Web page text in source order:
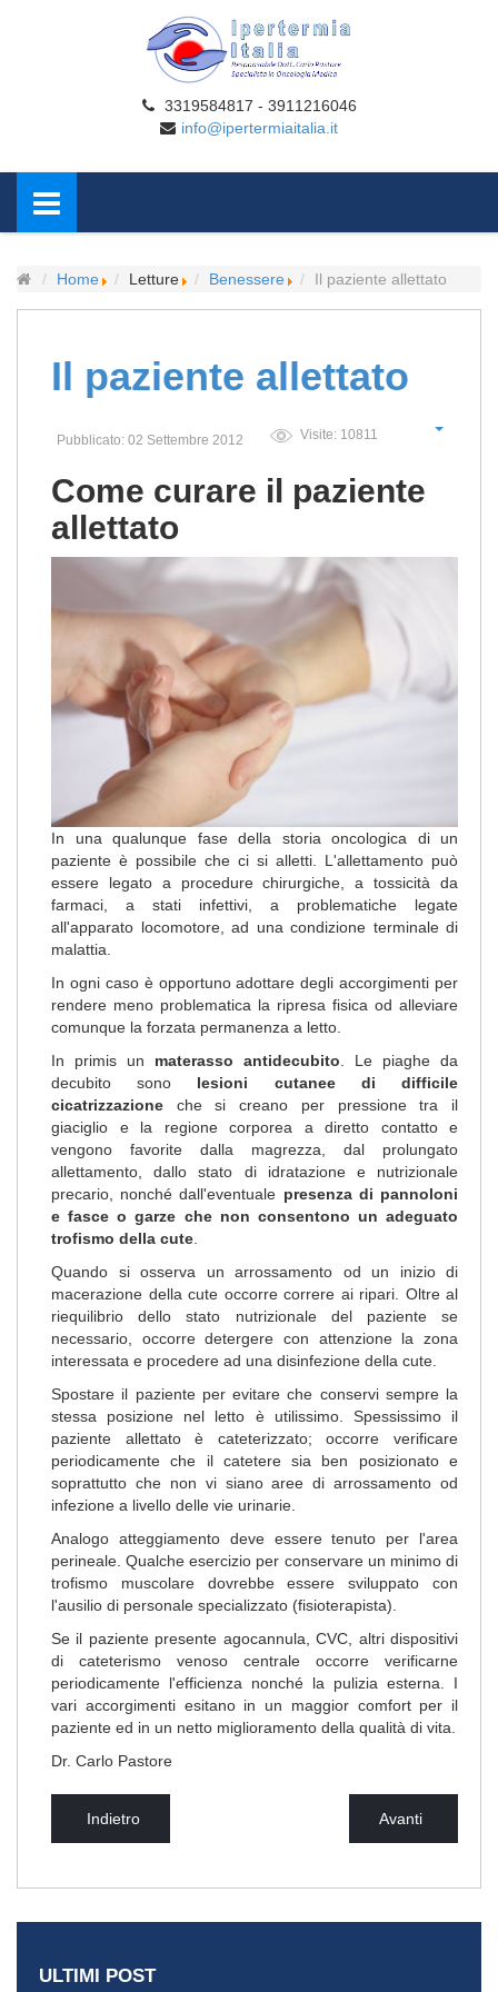
3319584817 - 3911216046
info@ipertermiaitalia.it
Home Letture Benessere Il paziente allettato
Il paziente allettato
Pubblicato: 02 Settembre 2012 Visite: 10811
Come curare il paziente
allettato
In una qualunque fase della storia oncologica di un
paziente è possibile che ci si alletti. L'allettamento può
essere legato a procedure chirurgiche, a tossicità da
farmaci, a stati infettivi, a problematiche legate
all'apparato locomotore, ad una condizione terminale di
malattia.
In ogni caso è opportuno adottare degli accorgimenti per
rendere meno problematica la ripresa fisica od alleviare
comunque la forzata permanenza a letto.
In primis un materasso antidecubito . Le piaghe da
decubito sono lesioni cutanee di difficile
cicatrizzazione che si creano per pressione tra il
giaciglio e la regione corporea a diretto contatto e
vengono favorite dalla magrezza, dal prolungato
allettamento, dallo stato di idratazione e nutrizionale
precario, nonché dall'eventuale presenza di pannoloni
e fasce o garze che non consentono un adeguato
trofismo della cute
Quando si osserva un arrossamento od un inizio di
macerazione della cute occorre correre ai ripari. Oltre al
riequilibrio dello stato nutrizionale del paziente se
necessario, occorre detergere con attenzione la zona
interessata e procedere ad una disinfezione della cute.
Spostare il paziente per evitare che conservi sempre la
stessa posizione nel letto è utilissimo. Spessissimo il
paziente allettato è cateterizzato; occorre verificare
periodicamente che il catetere sia ben posizionato e
soprattutto che non vi siano aree di arrossamento od
infezione a livello delle vie urinarie.
Analogo atteggiamento deve essere tenuto per l'area
perineale. Qualche esercizio per conservare un minimo di
trofismo muscolare dovrebbe essere sviluppato con
l'ausilio di personale specializzato (fisioterapista).
Se il paziente presente agocannula, CVC, altri dispositivi
di cateterismo venoso centrale occorre verificarne
periodicamente l'efficienza nonché la pulizia esterna. I
vari accorgimenti esitano in un maggior comfort per il
paziente ed in un netto miglioramento della qualità di vita.
Dr. Carlo Pastore
Indietro Avanti
ULTIMI POST